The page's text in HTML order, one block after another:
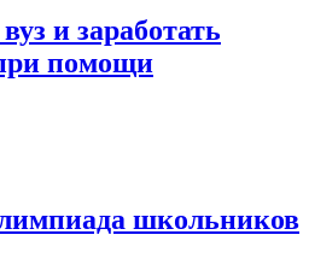
и заработать
помощи
школьников